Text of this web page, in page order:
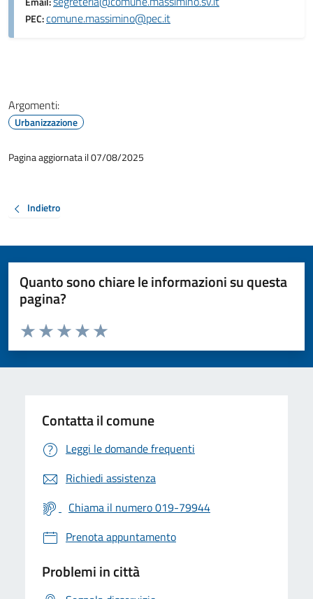
PEC:comune.massimino@pec.it
Argomenti:
Urbanizzazione
Pagina aggiornata il 07/08/2025
Indietro
Quanto sono chiare le informazioni su questa
pagina?
Valuta da 1 a 5 stelle la pagina
Valuta 5 stelle su 5
Valuta 4 stelle su 5
Valuta 3 stelle su 5
Valuta 2 stelle su 5
Valuta 1 stelle su 5
Contatta il comune
Leggi le domande frequenti
Richiedi assistenza
Chiama il numero 019-79944
Prenota appuntamento
Problemi in città